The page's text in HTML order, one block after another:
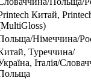
Китай,
Німеччина/
Туреччина/
Італія/